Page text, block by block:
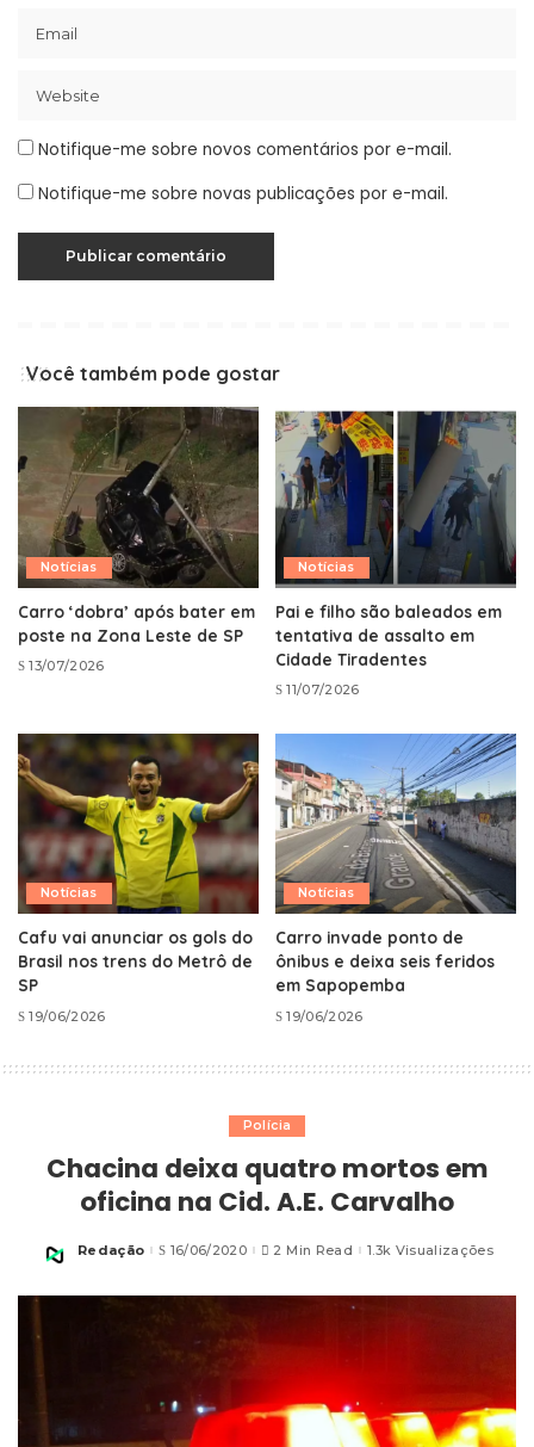
Notifique-me sobre novos comentários por e-mail.
Notifique-me sobre novas publicações por e-mail.
Você também pode gostar
Notícias
Carro ‘dobra’ após bater em
poste na Zona Leste de SP
13/07/2026
Notícias
Pai e filho são baleados em
tentativa de assalto em
Cidade Tiradentes
11/07/2026
Notícias
Cafu vai anunciar os gols do
Brasil nos trens do Metrô de
SP
19/06/2026
Notícias
Carro invade ponto de
ônibus e deixa seis feridos
em Sapopemba
19/06/2026
Polícia
Chacina deixa quatro mortos em
oficina na Cid. A.E. Carvalho
Posted
Redação 16/06/2020 2 Min Read 1.3k Visualizações